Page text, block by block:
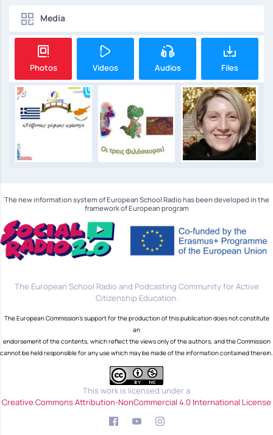
Media
Photos Videos Audios Files
The new information system of European School Radio has been developed in the
framework of European program
The European School Radio and Podcasting Community for Active
Citizenship Education.
The European Commission's support for the production of this publication does not constitute
an
endorsement of the contents, which reflect the views only of the authors, and the Commission
cannot be held responsible for any use which may be made of the information contained therein.
This work is licensed under a
Creative Commons Attribution-NonCommercial 4.0 International License